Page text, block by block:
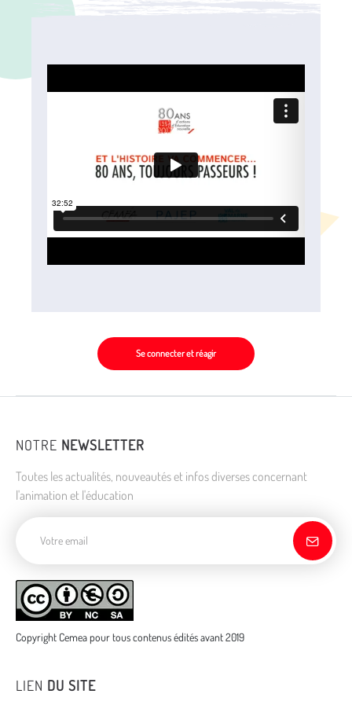
Se connecter et réagir
NOTRE NEWSLETTER
Toutes les actualités, nouveautés et infos diverses concernant
l'animation et l'éducation
Copyright Cemea pour tous contenus édités avant 2019
LIEN DU SITE